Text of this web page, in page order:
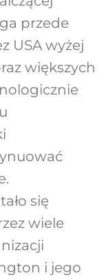
przede
USA wyżej
większych
się
wiele
i jego